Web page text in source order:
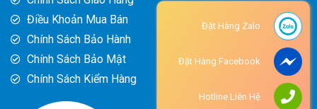
Điều Khoản Mua Bán
Chính Sách Bảo Hành
Chính Sách Bảo Mật
Chính Sách Kiểm Hàng
Đặt Hàng Zalo
Đặt Hàng Facebook
Hotline Liên Hệ